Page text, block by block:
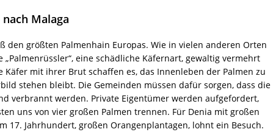
Malaga
den größten Palmenhain Europas. Wie in vielen anderen Orten
eine schädliche Käfernart, gewaltig vermehrt
Käfer mit ihrer Brut schaffen es, das Innenleben der Palmen zu
stehen bleibt. Die Gemeinden müssen dafür sorgen, dass die
verbrannt werden. Private Eigentümer werden aufgefordert,
uns von vier großen Palmen trennen. Für Denia mit großen
17. Jahrhundert, großen Orangenplantagen, lohnt ein Besuch.